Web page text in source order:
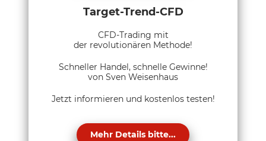
Target-Trend-CFD
CFD-Trading mit
der revolutionären Methode!
Schneller Handel, schnelle Gewinne!
von Sven Weisenhaus
Jetzt informieren und kostenlos testen!
Mehr Details bitte...